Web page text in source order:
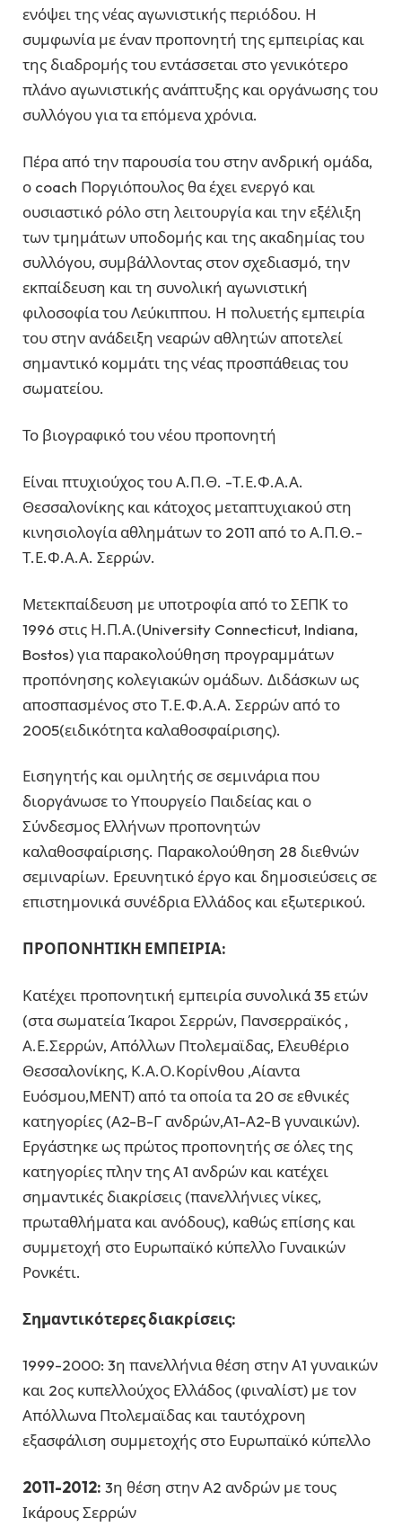
ενόψει της νέας αγωνιστικής περιόδου. Η
συμφωνία με έναν προπονητή της εμπειρίας και
της διαδρομής του εντάσσεται στο γενικότερο
πλάνο αγωνιστικής ανάπτυξης και οργάνωσης του
συλλόγου για τα επόμενα χρόνια.
Πέρα από την παρουσία του στην ανδρική ομάδα,
ο coach Ποργιόπουλος θα έχει ενεργό και
ουσιαστικό ρόλο στη λειτουργία και την εξέλιξη
των τμημάτων υποδομής και της ακαδημίας του
συλλόγου, συμβάλλοντας στον σχεδιασμό, την
εκπαίδευση και τη συνολική αγωνιστική
φιλοσοφία του Λεύκιππου. Η πολυετής εμπειρία
του στην ανάδειξη νεαρών αθλητών αποτελεί
σημαντικό κομμάτι της νέας προσπάθειας του
σωματείου.
Το βιογραφικό του νέου προπονητή
Είναι πτυχιούχος του Α.Π.Θ. -Τ.Ε.Φ.Α.Α.
Θεσσαλονίκης και κάτοχος μεταπτυχιακού στη
κινησιολογία αθλημάτων το 2011 από το Α.Π.Θ.-
Τ.Ε.Φ.Α.Α. Σερρών.
Μετεκπαίδευση με υποτροφία από το ΣΕΠΚ το
1996 στις Η.Π.Α.(University Connecticut, Indiana,
Bostos) για παρακολούθηση προγραμμάτων
προπόνησης κολεγιακών ομάδων. Διδάσκων ως
αποσπασμένος στο Τ.Ε.Φ.Α.Α. Σερρών από το
2005(ειδικότητα καλαθοσφαίρισης).
Εισηγητής και ομιλητής σε σεμινάρια που
διοργάνωσε το Υπουργείο Παιδείας και ο
Σύνδεσμος Ελλήνων προπονητών
καλαθοσφαίρισης. Παρακολούθηση 28 διεθνών
σεμιναρίων. Ερευνητικό έργο και δημοσιεύσεις σε
επιστημονικά συνέδρια Ελλάδος και εξωτερικού.
ΠΡΟΠΟΝΗΤΙΚΗ ΕΜΠΕΙΡΙΑ:
Κατέχει προπονητική εμπειρία συνολικά 35 ετών
(στα σωματεία Ίκαροι Σερρών, Πανσερραϊκός ,
Α.Ε.Σερρών, Απόλλων Πτολεμαϊδας, Ελευθέριο
Θεσσαλονίκης, Κ.Α.Ο.Κορίνθου ,Αίαντα
Ευόσμου,ΜΕΝΤ) από τα οποία τα 20 σε εθνικές
κατηγορίες (Α2-Β-Γ ανδρών,Α1-Α2-Β γυναικών).
Εργάστηκε ως πρώτος προπονητής σε όλες της
κατηγορίες πλην της Α1 ανδρών και κατέχει
σημαντικές διακρίσεις (πανελλήνιες νίκες,
πρωταθλήματα και ανόδους), καθώς επίσης και
συμμετοχή στο Ευρωπαϊκό κύπελλο Γυναικών
Ρονκέτι.
Σημαντικότερες διακρίσεις:
1999-2000: 3η πανελλήνια θέση στην Α1 γυναικών
και 2ος κυπελλούχος Ελλάδος (φιναλίστ) με τον
Απόλλωνα Πτολεμαϊδας και ταυτόχρονη
εξασφάλιση συμμετοχής στο Ευρωπαϊκό κύπελλο
2011-2012: 3η θέση στην Α2 ανδρών με τους
Ικάρους Σερρών